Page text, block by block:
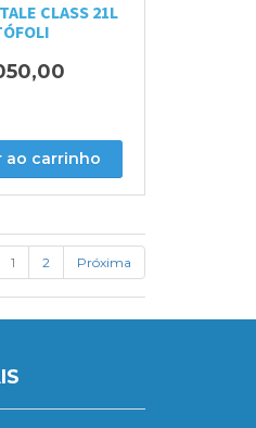
CLASS 21L
ao carrinho
1 2 Próxima